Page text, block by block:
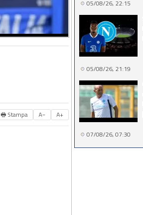
🖶 Stampa A− A+
05/08/26, 22:15
05/08/26, 21:19
07/08/26, 07:30